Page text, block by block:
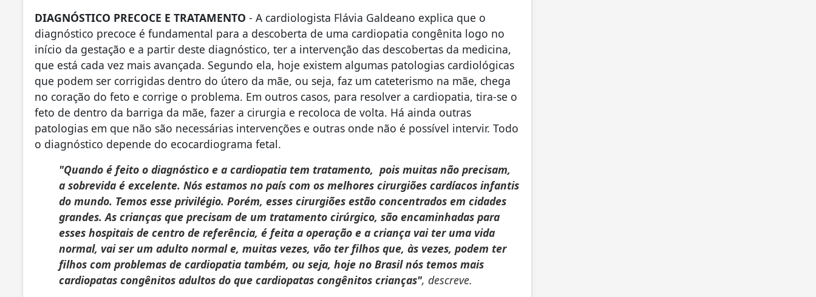
DIAGNÓSTICO PRECOCE E TRATAMENTO - A cardiologista Flávia Galdeano explica que o
diagnóstico precoce é fundamental para a descoberta de uma cardiopatia congênita logo no
início da gestação e a partir deste diagnóstico, ter a intervenção das descobertas da medicina,
que está cada vez mais avançada. Segundo ela, hoje existem algumas patologias cardiológicas
que podem ser corrigidas dentro do útero da mãe, ou seja, faz um cateterismo na mãe, chega
no coração do feto e corrige o problema. Em outros casos, para resolver a cardiopatia, tira-se o
feto de dentro da barriga da mãe, fazer a cirurgia e recoloca de volta. Há ainda outras
patologias em que não são necessárias intervenções e outras onde não é possível intervir. Todo
o diagnóstico depende do ecocardiograma fetal.
"Quando é feito o diagnóstico e a cardiopatia tem tratamento, pois muitas não precisam,
a sobrevida é excelente. Nós estamos no país com os melhores cirurgiões cardíacos infantis
do mundo. Temos esse privilégio. Porém, esses cirurgiões estão concentrados em cidades
grandes. As crianças que precisam de um tratamento cirúrgico, são encaminhadas para
esses hospitais de centro de referência, é feita a operação e a criança vai ter uma vida
normal, vai ser um adulto normal e, muitas vezes, vão ter filhos que, às vezes, podem ter
filhos com problemas de cardiopatia também, ou seja, hoje no Brasil nós temos mais
cardiopatas congênitos adultos do que cardiopatas congênitos crianças", descreve.